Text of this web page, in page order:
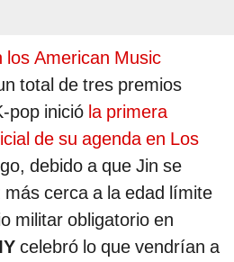
los American Music
total de tres premios
pop inició la primera
de su agenda en Los
debido a que Jin se
cerca a la edad límite
militar obligatorio en
celebró lo que vendrían a